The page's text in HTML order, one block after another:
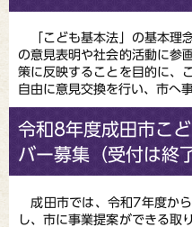
「こども基本法」の基本理
の意見表明や社会的活動に参
策に反映することを目的に、
自由に意見交換を行い、市へ
令和8年度成田市こ
バー募集（受付は終
成田市では、令和7年度か
し、市に事業提案ができる取